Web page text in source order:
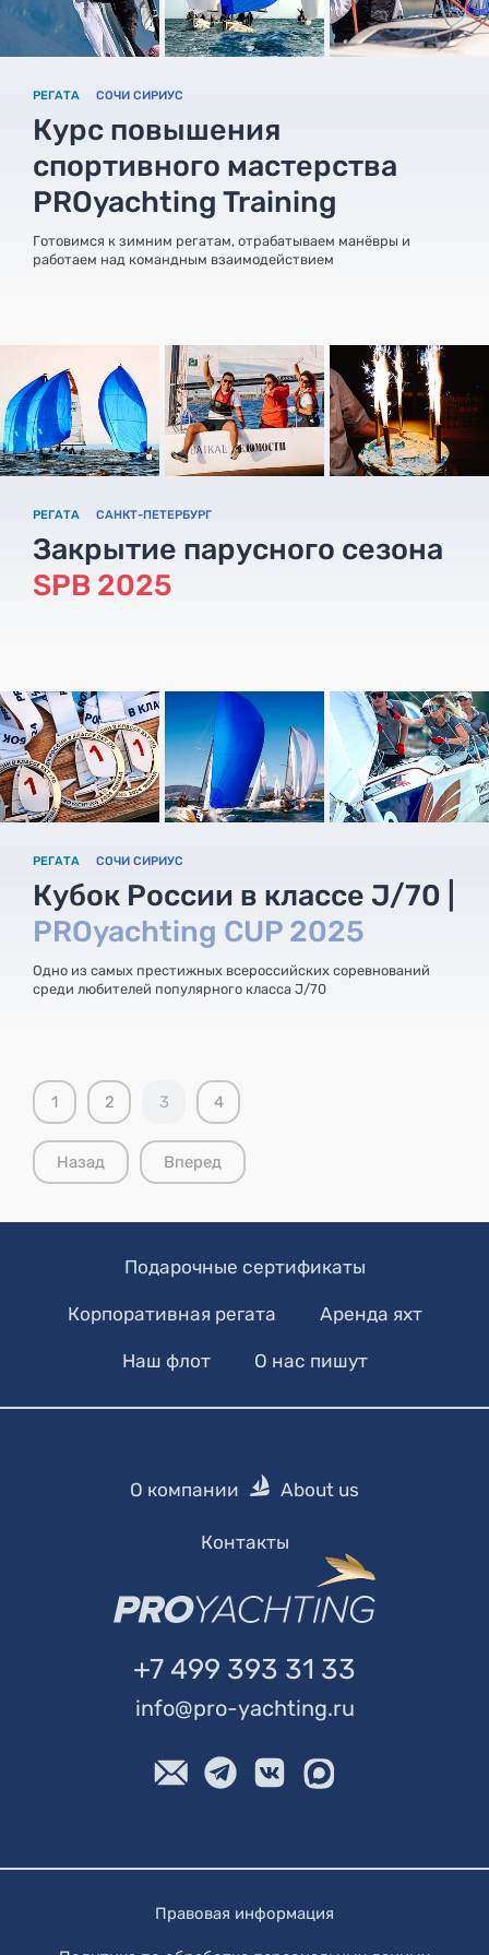
РЕГАТА СОЧИ СИРИУС
Курс повышения
спортивного мастерства
PROyachting Training
Готовимся к зимним регатам, отрабатываем манёвры и
работаем над командным взаимодействием
РЕГАТА САНКТ-ПЕТЕРБУРГ
Закрытие парусного сезона
SPB 2025
РЕГАТА СОЧИ СИРИУС
Кубок России в классе J/70 |
PROyachting CUP 2025
Одно из самых престижных всероссийских соревнований
среди любителей популярного класса J/70
1 2 3 4
Назад Вперед
Подарочные сертификаты
Корпоративная регата Аренда яхт
Наш флот О нас пишут
О компании About us
Контакты
+7 499 393 31 33
info@pro-yachting.ru
Правовая информация